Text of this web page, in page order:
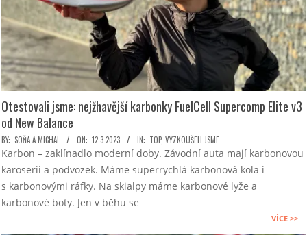
Otestovali jsme: nejžhavější karbonky FuelCell Supercomp Elite v3
od New Balance
2023-
03-
12
BY: SOŇA A MICHAL ON: 12.3.2023 IN: TOP, VYZKOUŠELI JSME
Karbon – zaklínadlo moderní doby. Závodní auta mají karbonovou
karoserii a podvozek. Máme superrychlá karbonová kola i
s karbonovými ráfky. Na skialpy máme karbonové lyže a
karbonové boty. Jen v běhu se
VÍCE >>